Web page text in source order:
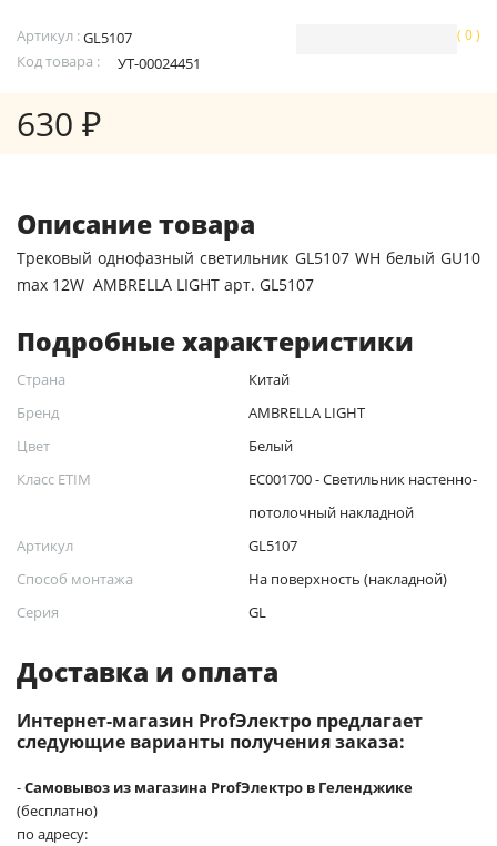
Артикул :GL5107
Код товара :
УТ-00024451
( 0 )
630 ₽
Описание товара
Трековый однофазный светильник GL5107 WH белый GU10
max 12W AMBRELLA LIGHT арт. GL5107
Подробные характеристики
Страна
Китай
Бренд
AMBRELLA LIGHT
Цвет
Белый
Класс ETIM
EC001700 - Светильник настенно-
потолочный накладной
Артикул
GL5107
Способ монтажа
На поверхность (накладной)
Серия
GL
Доставка и оплата
Интернет-магазин ProfЭлектро предлагает
следующие варианты получения заказа:
-Самовывоз из магазина ProfЭлектро в Геленджике
(бесплатно)
по адресу: